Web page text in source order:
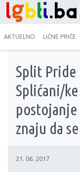
AKTUELNO LIČNE PRIČE
Split Pride
Splićani/
postojanje
znaju da
21. 06. 2017